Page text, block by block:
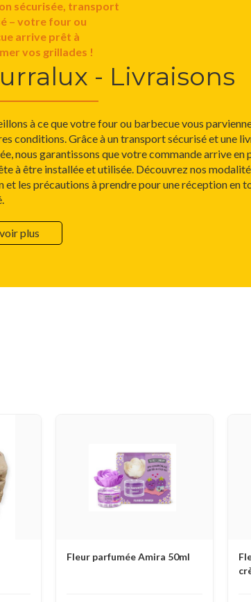
sécurisée, transport
– votre four ou
arrive prêt à
vos grillades !
- Livraisons
à ce que votre four ou barbecue vous
conditions. Grâce à un transport sécurisé et une
nous garantissons que votre commande arrive en
à être installée et utilisée. Découvrez nos
et les précautions à prendre pour une réception en
plus
Fleur parfumée Amira 50ml